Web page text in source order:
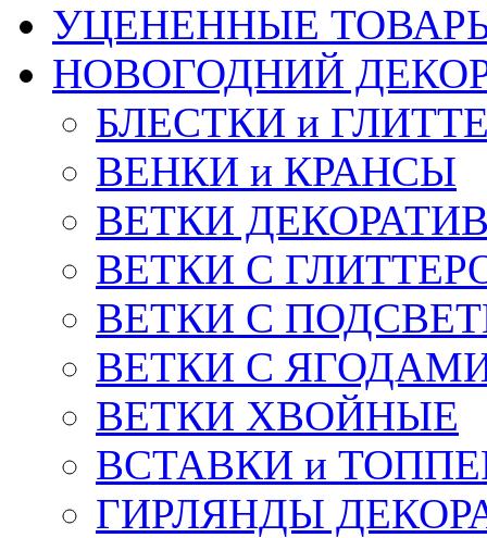
УЦЕНЕННЫЕ
НОВОГОДНИЙ
БЛЕСТКИ и
ВЕНКИ и КРАНСЫ
ВЕТКИ
ВЕТКИ С
ВЕТКИ С
ВЕТКИ С
ВЕТКИ ХВОЙНЫЕ
ВСТАВКИ и
ГИРЛЯНДЫ